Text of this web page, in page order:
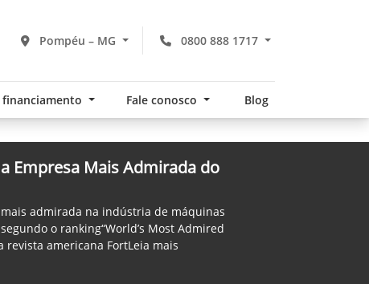
0800 888 1717
Pompéu – MG
financiamento Fale conosco Blog
Empresa Mais Admirada do
mais admirada na indústria de máquinas
o ranking“World’s Most Admired
revista americana FortLeia mais